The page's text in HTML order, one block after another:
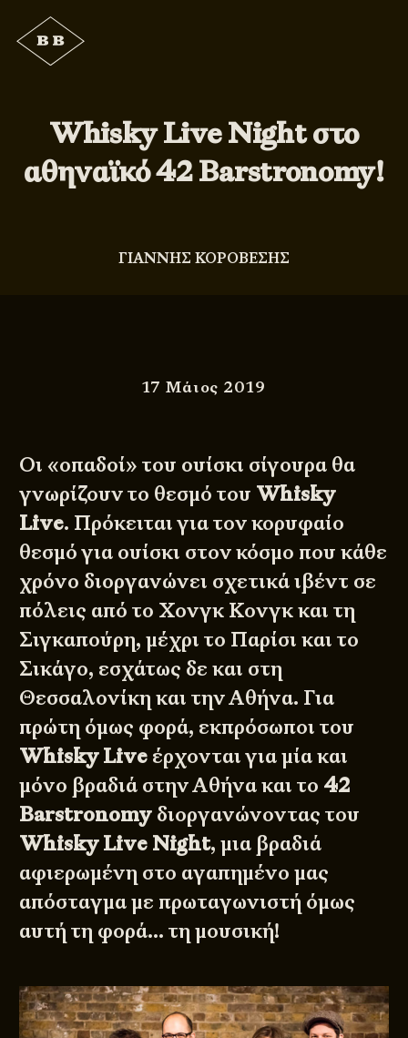
Whisky Live Night στο
αθηναϊκό 42 Barstronomy!
ΓΙΑΝΝΗΣ ΚΟΡΟΒΕΣΗΣ
17 Μάιος 2019
Οι «οπαδοί» του ουίσκι σίγουρα θα
γνωρίζουν το θεσμό του Whisky
Live. Πρόκειται για τον κορυφαίο
θεσμό για ουίσκι στον κόσμο που κάθε
χρόνο διοργανώνει σχετικά ιβέντ σε
πόλεις από το Χονγκ Κονγκ και τη
Σιγκαπούρη, μέχρι το Παρίσι και το
Σικάγο, εσχάτως δε και στη
Θεσσαλονίκη και την Αθήνα. Για
πρώτη όμως φορά, εκπρόσωποι του
Whisky Live έρχονται για μία και
μόνο βραδιά στην Αθήνα και το 42
Barstronomy διοργανώνοντας του
Whisky Live Night, μια βραδιά
αφιερωμένη στο αγαπημένο μας
απόσταγμα με πρωταγωνιστή όμως
αυτή τη φορά… τη μουσική!